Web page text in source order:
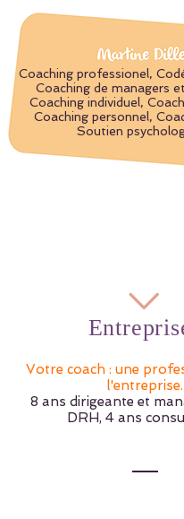
Coaching professionel,
Coaching de managers
Coaching individuel,
Coaching personnel,
Soutien
Votre coach : une
l'entreprise.
8 ans dirigeante et
DRH, 4 ans